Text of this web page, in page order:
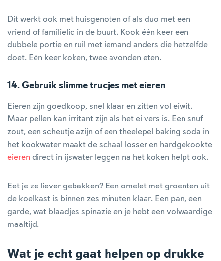
Dit werkt ook met huisgenoten of als duo met een
vriend of familielid in de buurt. Kook één keer een
dubbele portie en ruil met iemand anders die hetzelfde
doet. Eén keer koken, twee avonden eten.
14. Gebruik slimme trucjes met eieren
Eieren zijn goedkoop, snel klaar en zitten vol eiwit.
Maar pellen kan irritant zijn als het ei vers is. Een snuf
zout, een scheutje azijn of een theelepel baking soda in
het kookwater maakt de schaal losser en hardgekookte
eieren direct in ijswater leggen na het koken helpt ook.
Eet je ze liever gebakken? Een omelet met groenten uit
de koelkast is binnen zes minuten klaar. Een pan, een
garde, wat blaadjes spinazie en je hebt een volwaardige
maaltijd.
Wat je echt gaat helpen op drukke